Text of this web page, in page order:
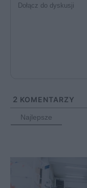
2 KOMENTARZY
Najlepsze